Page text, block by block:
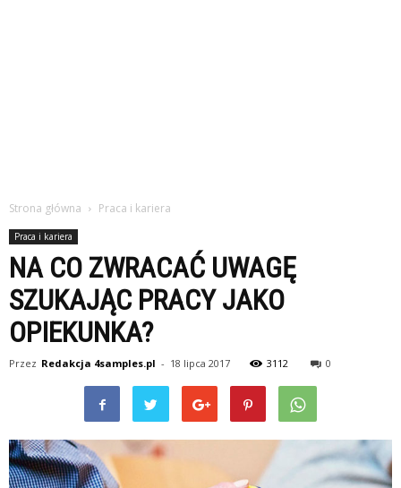
Strona główna Praca i kariera
Praca i kariera
NA CO ZWRACAĆ UWAGĘ
SZUKAJĄC PRACY JAKO
OPIEKUNKA?
Przez Redakcja 4samples.pl - 18 lipca 2017 3112 0